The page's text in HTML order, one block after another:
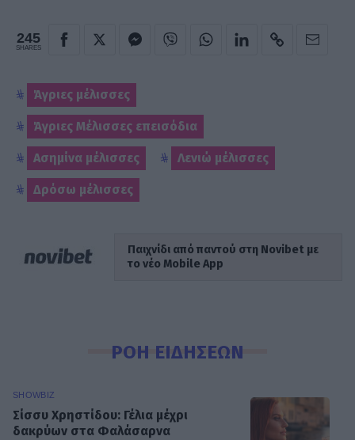
245
SHARES
Άγριες μέλισσες
Άγριες Μέλισσες επεισόδια
Ασημίνα μέλισσες Λενιώ μέλισσες
Δρόσω μέλισσες
Παιχνίδι από παντού στη Novibet με
το νέο Mobile App
ΡΟΗ ΕΙΔΗΣΕΩΝ
SHOWBIZ
Σίσσυ Χρηστίδου: Γέλια μέχρι
δακρύων στα Φαλάσαρνα